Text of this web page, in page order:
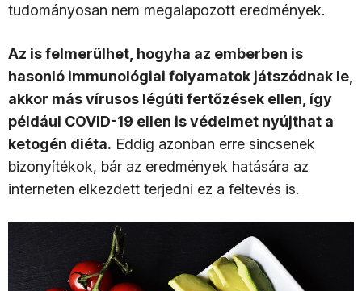
tudományosan nem megalapozott eredmények.
Az is felmerülhet, hogyha az emberben is
hasonló immunológiai folyamatok játszódnak le,
akkor más vírusos légúti fertőzések ellen, így
például COVID-19 ellen is védelmet nyújthat a
ketogén diéta. Eddig azonban erre sincsenek
bizonyítékok, bár az eredmények hatására az
interneten elkezdett terjedni ez a feltevés is.